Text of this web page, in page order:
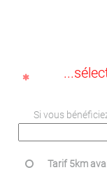
Si vous
Tarif 5km